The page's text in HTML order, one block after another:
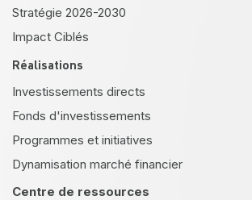
Stratégie 2026-2030
Impact Ciblés
Réalisations
Investissements directs
Fonds d'investissements
Programmes et initiatives
Dynamisation marché financier
Centre de ressources